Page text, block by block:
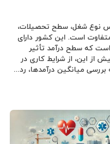
نوع شغل، سطح تحصیلات،
است. این کشور دارای
که سطح درآمد تأثیر
از این، از شرایط کاری در
میانگین درآمدها، رد...